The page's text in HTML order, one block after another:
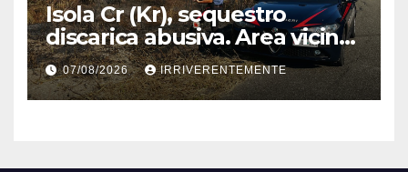
Isola Cr (Kr), sequestro
discarica abusiva. Area vicina
a centro abitato
07/08/2026 IRRIVERENTEMENTE